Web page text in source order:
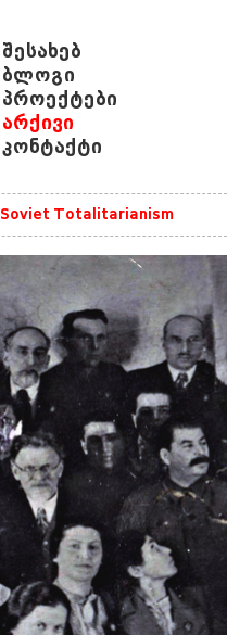
შესახებ
ბლოგი
პროექტები
არქივი
კონტაქტი
Soviet Totalitarianism